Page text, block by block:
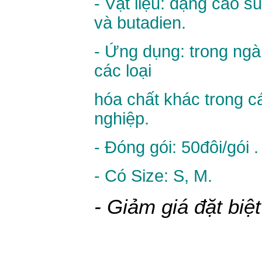
và butadien.
- Ứng dụng: trong
các loại
hóa chất khác trong
nghiệp.
- Đóng gói: 50đôi/gói .
- Có Size: S, M.
- Giảm giá đặt